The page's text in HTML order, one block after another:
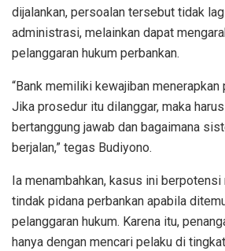
dijalankan, persoalan tersebut tidak
administrasi, melainkan dapat
pelanggaran hukum perbankan.
“Bank memiliki kewajiban
Jika prosedur itu dilanggar, maka
bertanggung jawab dan bagaimana
berjalan,” tegas Budiyono.
Ia menambahkan, kasus ini berpotensi
tindak pidana perbankan apabila
pelanggaran hukum. Karena itu,
hanya dengan mencari pelaku di